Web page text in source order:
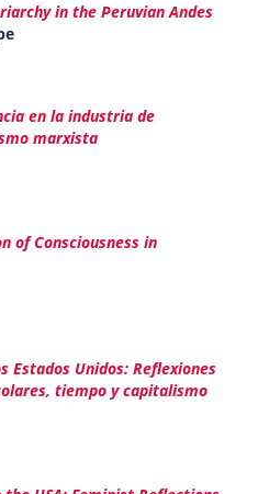
in the Peruvian Andes
en la industria de
marxista
of Consciousness in
Estados Unidos: Reflexiones
tiempo y capitalismo